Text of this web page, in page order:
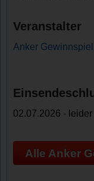
Veranstalter
Anker Gewinnspiel
02.07.2026 -
Alle Anker